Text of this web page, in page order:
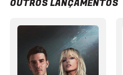
OUTROS LANÇAMENTOS